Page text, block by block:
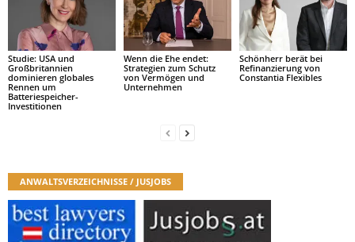
Studie: USA und
Großbritannien
dominieren globales
Rennen um
Batteriespeicher-
Investitionen
Wenn die Ehe endet:
Strategien zum Schutz
von Vermögen und
Unternehmen
Schönherr berät bei
Refinanzierung von
Constantia Flexibles
ANWALTSVERZEICHNISSE / JUSJOBS